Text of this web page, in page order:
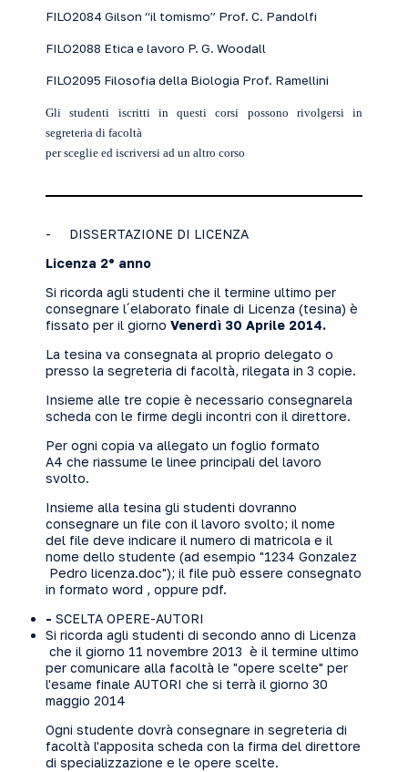
FILO2084 Gilson “il tomismo” Prof. C. Pandolfi
FILO2088 Etica e lavoro P. G. Woodall
FILO2095 Filosofia della Biologia Prof. Ramellini
Gli studenti iscritti in questi corsi possono rivolgersi in
segreteria di facoltà
per sceglie ed iscriversi ad un altro corso
- DISSERTAZIONE DI LICENZA
Licenza 2° anno
Si ricorda agli studenti che il termine ultimo per
consegnare l´elaborato finale di Licenza (tesina) è
fissato per il giorno Venerdì 30 Aprile 2014.
La tesina va consegnata al proprio delegato o
presso la segreteria di facoltà, rilegata in 3 copie.
Insieme alle tre copie è necessario consegnarela
scheda con le firme degli incontri con il direttore.
Per ogni copia va allegato un foglio formato
A4 che riassume le linee principali del lavoro
svolto.
Insieme alla tesina gli studenti dovranno
consegnare un file con il lavoro svolto; il nome
del file deve indicare il numero di matricola e il
nome dello studente (ad esempio "1234 Gonzalez
Pedro licenza.doc"); il file può essere consegnato
in formato word , oppure pdf.
- SCELTA OPERE-AUTORI
Si ricorda agli studenti di secondo anno di Licenza
che il giorno 11 novembre 2013 è il termine ultimo
per comunicare alla facoltà le "opere scelte" per
l'esame finale AUTORI che si terrà il giorno 30
maggio 2014
Ogni studente dovrà consegnare in segreteria di
facoltà l'apposita scheda con la firma del direttore
di specializzazione e le opere scelte.